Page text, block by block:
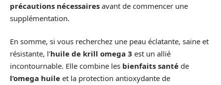
précautions nécessaires avant de commencer une
supplémentation.
En somme, si vous recherchez une peau éclatante, saine et
résistante, l’huile de krill omega 3 est un allié
incontournable. Elle combine les bienfaits santé de
l’omega huile et la protection antioxydante de